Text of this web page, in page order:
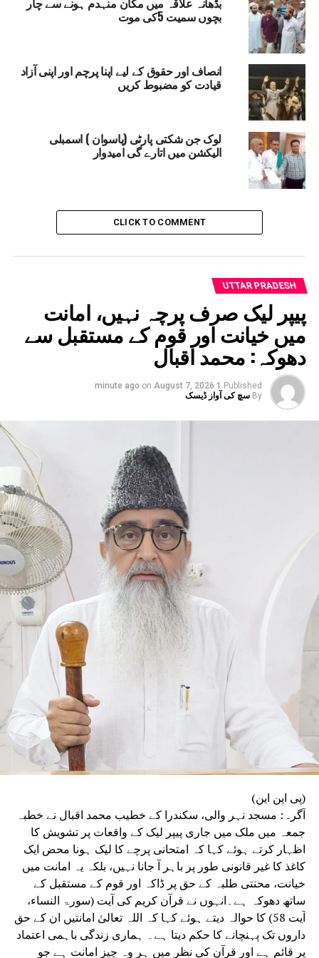
UP
خوشیوں اور تقریبات کو اللہ کی رضا کا ذریعہ بنائیں:
محمد اقبال
DON'T MISS
سڑک حادثہ میں دیوبند کے ماں بیٹے کی موت
بچوں سمیت 5کی موت
انصاف اور حقوق کے لیے اپنا پرچم اور اپنی آزاد
قیادت کو مضبوط کریں
لوک جن شکتی پارٹی (پاسوان ) اسمبلی
الیکشن میں اتارے گی امیدوار
CLICK TO COMMENT
UTTAR PRADESH
پیپر لیک صرف پرچہ نہیں، امانت
میں خیانت اور قوم کے مستقبل سے
دھوکہ: محمد اقبال
Published
1 minute ago
on August 7, 2026
By سچ کی آواز ڈیسک
(پی این این)
آگرہ: مسجد نہر والی، سکندرا کے خطیب محمد اقبال نے خطبہ
جمعہ میں ملک میں جاری پیپر لیک کے واقعات پر تشویش کا
اظہار کرتے ہوئے کہا کہ امتحانی پرچے کا لیک ہونا محض ایک
کاغذ کا غیر قانونی طور پر باہر آ جانا نہیں، بلکہ یہ امانت میں
خیانت، محنتی طلبہ کے حق پر ڈاکہ اور قوم کے مستقبل کے
ساتھ دھوکہ ہے۔انہوں نے قرآن کریم کی آیت (سورۃ النساء،
آیت 58) کا حوالہ دیتے ہوئے کہا کہ اللہ تعالیٰ امانتیں ان کے حق
داروں تک پہنچانے کا حکم دیتا ہے۔ ہماری زندگی باہمی اعتماد
پر قائم ہے اور قرآن کی نظر میں ہر وہ چیز امانت ہے جو